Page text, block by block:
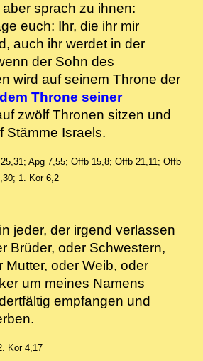
sprach zu ihnen:
euch: Ihr, die ihr mir
auch ihr werdet in der
der Sohn des
wird auf seinem Throne der
Throne seiner
zwölf Thronen sitzen und
Stämme Israels.
Apg 7,55; Offb 15,8; Offb 21,11; Offb
1. Kor 6,2
jeder, der irgend verlassen
Brüder, oder Schwestern,
Mutter, oder Weib, oder
um meines Namens
empfangen und
Kor 4,17